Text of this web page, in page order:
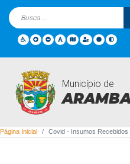
Município de
Covid - Insumos
Página Inicial Covid - Insumos Recebidos